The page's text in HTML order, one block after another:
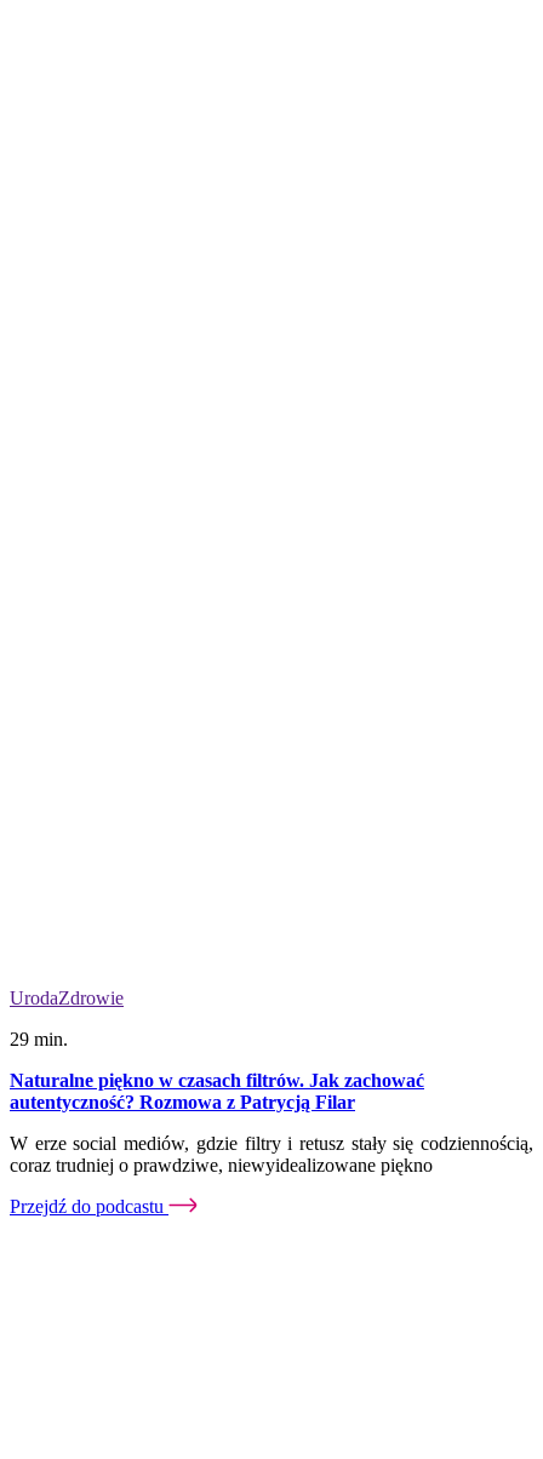
UrodaZdrowie
29 min.
Naturalne piękno w czasach filtrów. Jak zachować
autentyczność? Rozmowa z Patrycją Filar
W erze social mediów, gdzie filtry i retusz stały się codziennością,
coraz trudniej o prawdziwe, niewyidealizowane piękno
Przejdź do podcastu